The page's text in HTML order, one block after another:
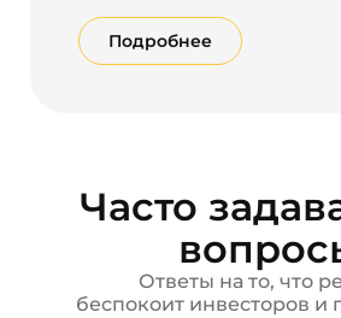
Подробнее
Часто
Ответы на то, что
беспокоит инвесторов и